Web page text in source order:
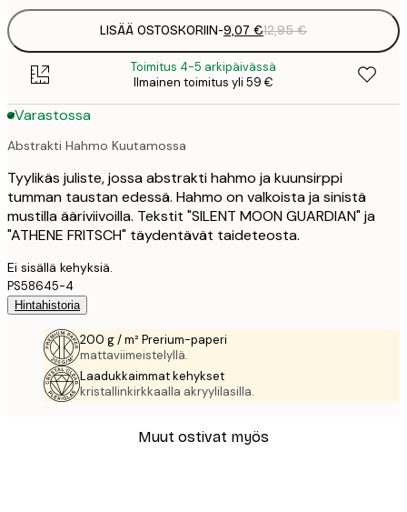
LISÄÄ OSTOSKORIIN-9,07 €12,95 €
Toimitus 4-5 arkipäivässä
Ilmainen toimitus yli 59 €
Varastossa
Abstrakti Hahmo Kuutamossa
Tyylikäs juliste, jossa abstrakti hahmo ja kuunsirppi
tumman taustan edessä. Hahmo on valkoista ja sinistä
mustilla ääriviivoilla. Tekstit "SILENT MOON GUARDIAN" ja
"ATHENE FRITSCH" täydentävät taideteosta.
Ei sisällä kehyksiä.
PS58645-4
Hintahistoria
200 g / m² Prerium-paperi
mattaviimeistelyllä.
Laadukkaimmat kehykset
kristallinkirkkaalla akryylilasilla.
Muut ostivat myös